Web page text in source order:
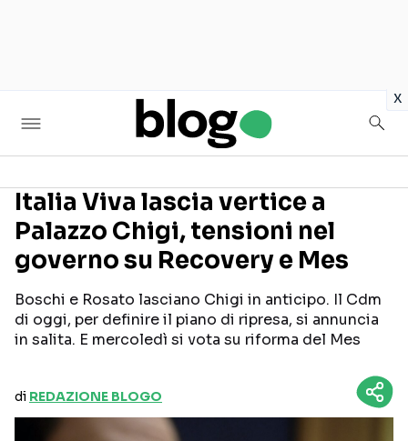
x
Seguici sui social
Italia Viva lascia vertice a
Palazzo Chigi, tensioni nel
governo su Recovery e Mes
Boschi e Rosato lasciano Chigi in anticipo. Il Cdm
di oggi, per definire il piano di ripresa, si annuncia
in salita. E mercoledì si vota su riforma del Mes
di REDAZIONE BLOGO